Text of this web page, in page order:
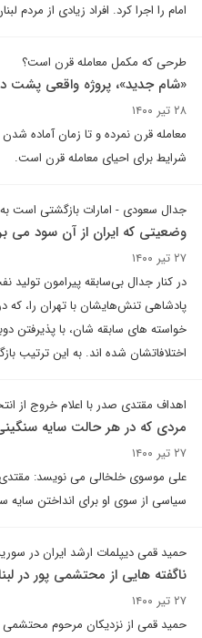
امام را اجرا کرد. افراد زیادی از مردم
طرحی که مکمل معامله قرن است؟
«شام جدید»، پروژه‌ واقعی پشت
۲۸ تیر ۱۴۰۰
معامله قرن نمرده و تا زمان آماده
شرایط برای احیای معامله قرن است.
جدال سعودی - امارات بازگشتی است
وضعیتی که ایران از آن سود می
۲۷ تیر ۱۴۰۰
در کنار جدال بی‌سابقه پیرامون
پادشاهی تنش‌هایشان با تهران را،
خواسته های سابقه شان، با پذیرفتن
اختلافاتشان شده اند. به این ترتیب
اهداف مقتدی صدر با اعلام خروج از
مردی که در هر حالت سایه
۲۷ تیر ۱۴۰۰
علی موسوی خلخالی می نویسد:
سیاسی از سوی او برای انداختن
حمید قمی دیپلمات ارشد ایران در
ناگفته هایی از محتشمی پور در
۲۷ تیر ۱۴۰۰
حمید قمی از نزدیکان مرحوم محتشمی